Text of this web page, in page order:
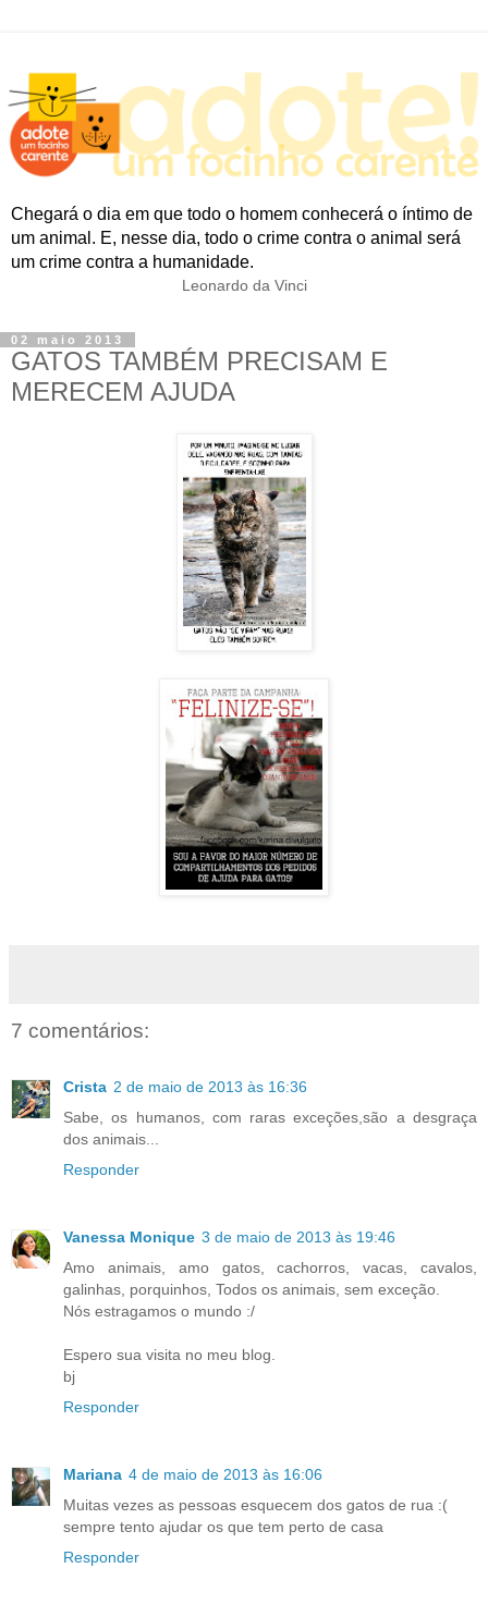
Chegará o dia em que todo o homem conhecerá o íntimo de
um animal. E, nesse dia, todo o crime contra o animal será
um crime contra a humanidade.
Leonardo da Vinci
02 maio 2013
GATOS TAMBÉM PRECISAM E
MERECEM AJUDA
7 comentários:
Crista 2 de maio de 2013 às 16:36
Sabe, os humanos, com raras exceções,são a desgraça
dos animais...
Responder
Vanessa Monique 3 de maio de 2013 às 19:46
Amo animais, amo gatos, cachorros, vacas, cavalos,
galinhas, porquinhos, Todos os animais, sem exceção.
Nós estragamos o mundo :/
Espero sua visita no meu blog.
bj
Responder
Mariana 4 de maio de 2013 às 16:06
Muitas vezes as pessoas esquecem dos gatos de rua :(
sempre tento ajudar os que tem perto de casa
Responder